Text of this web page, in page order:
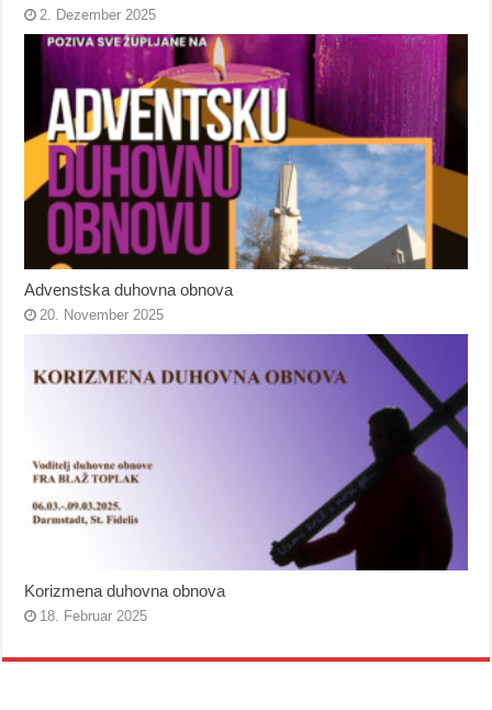
2. Dezember 2025
Advenstska duhovna obnova
20. November 2025
Korizmena duhovna obnova
18. Februar 2025